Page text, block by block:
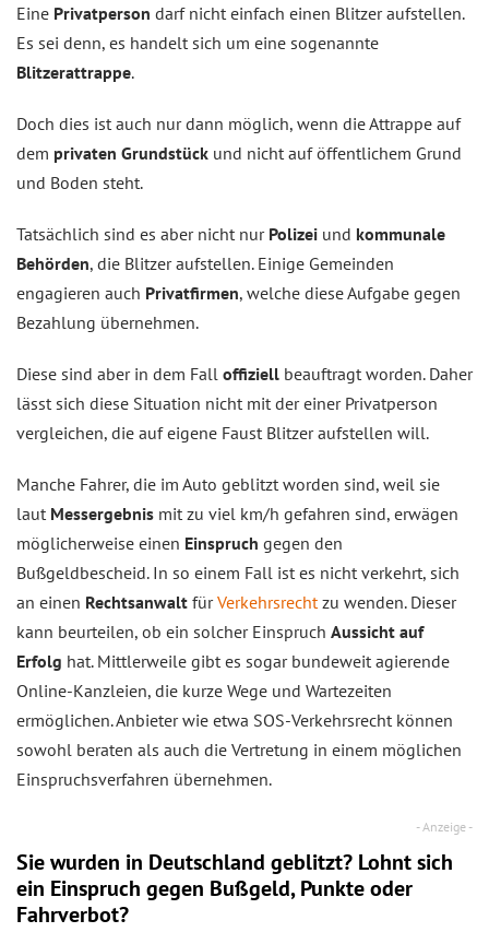
Eine Privatperson darf nicht einfach einen Blitzer aufstellen.
Es sei denn, es handelt sich um eine sogenannte
Blitzerattrappe.
Doch dies ist auch nur dann möglich, wenn die Attrappe auf
dem privaten Grundstück und nicht auf öffentlichem Grund
und Boden steht.
Tatsächlich sind es aber nicht nur Polizei und kommunale
Behörden, die Blitzer aufstellen. Einige Gemeinden
engagieren auch Privatfirmen, welche diese Aufgabe gegen
Bezahlung übernehmen.
Diese sind aber in dem Fall offiziell beauftragt worden. Daher
lässt sich diese Situation nicht mit der einer Privatperson
vergleichen, die auf eigene Faust Blitzer aufstellen will.
Manche Fahrer, die im Auto geblitzt worden sind, weil sie
laut Messergebnis mit zu viel km/h gefahren sind, erwägen
möglicherweise einen Einspruch gegen den
Bußgeldbescheid. In so einem Fall ist es nicht verkehrt, sich
an einen Rechtsanwalt fürVerkehrsrecht zu wenden. Dieser
kann beurteilen, ob ein solcher Einspruch Aussicht auf
Erfolg hat. Mittlerweile gibt es sogar bundeweit agierende
Online-Kanzleien, die kurze Wege und Wartezeiten
ermöglichen. Anbieter wie etwa SOS-Verkehrsrecht können
sowohl beraten als auch die Vertretung in einem möglichen
Einspruchsverfahren übernehmen.
Sie wurden in Deutschland geblitzt? Lohnt sich
ein Einspruch gegen Bußgeld, Punkte oder
Fahrverbot?